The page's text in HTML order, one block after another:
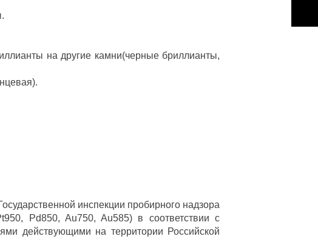
на другие камни(черные бриллианты,
инспекции пробирного надзора
Pd850, Au750, Au585) в соответствии с
действующими на территории Российской